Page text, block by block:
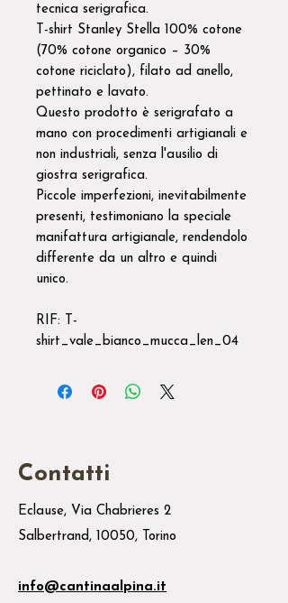
tecnica serigrafica.
T-shirt Stanley Stella 100% cotone
(70% cotone organico – 30%
cotone riciclato), filato ad anello,
pettinato e lavato.
Questo prodotto è serigrafato a
mano con procedimenti artigianali e
non industriali, senza l'ausilio di
giostra serigrafica.
Piccole imperfezioni, inevitabilmente
presenti, testimoniano la speciale
manifattura artigianale, rendendolo
differente da un altro e quindi
unico.
RIF: T-
shirt_vale_bianco_mucca_len_04
Contatti
Eclause, Via Chabrieres 2
Salbertrand, 10050, Torino
info@cantinaalpina.it